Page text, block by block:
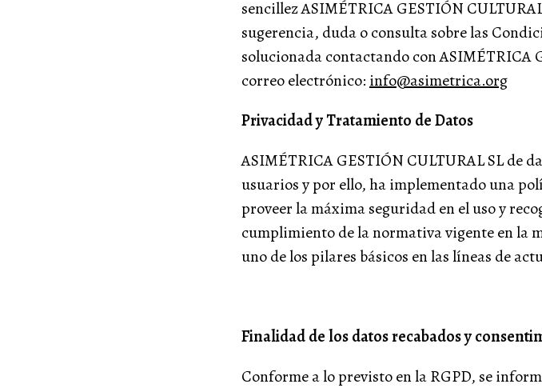
sencillez ASIMÉTRICA GESTIÓN
sugerencia, duda o consulta sobre las
solucionada contactando con ASIMÉTRICA
correo electrónico: info@asimetrica.org
Privacidad y Tratamiento de Datos
ASIMÉTRICA GESTIÓN CULTURAL SL de
usuarios y por ello, ha implementado una
proveer la máxima seguridad en el uso y
cumplimiento de la normativa vigente en la
uno de los pilares básicos en las líneas de
Finalidad de los datos recabados y
Conforme a lo previsto en la RGPD, se